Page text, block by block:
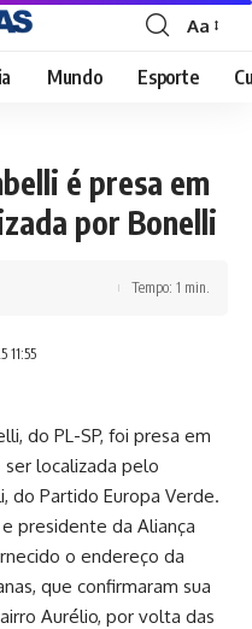
Font
Resizer
Aa
Mundo Esporte
é presa em
por Bonelli
11:55
Tempo: 1 min.
do PL-SP, foi presa em
localizada pelo
do Partido Europa Verde.
presidente da Aliança
o endereço da
que confirmaram sua
Aurélio, por volta das